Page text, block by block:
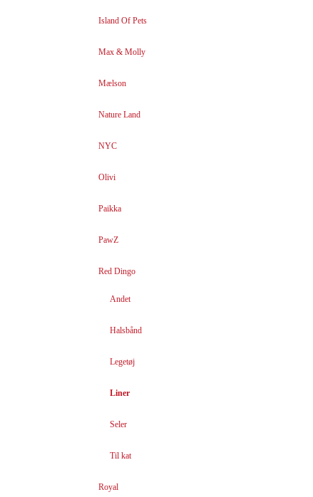
Island Of Pets
Max & Molly
Mælson
Nature Land
NYC
Olivi
Paikka
PawZ
Red Dingo
Andet
Halsbånd
Legetøj
Liner
Seler
Til kat
Royal